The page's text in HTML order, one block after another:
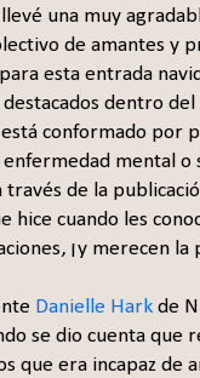
una muy
de amantes y
esta entrada
dentro
conformado por
mental o
de la
hice cuando les
¡y merecen la
Danielle Hark de
se dio cuenta que
que era incapaz de